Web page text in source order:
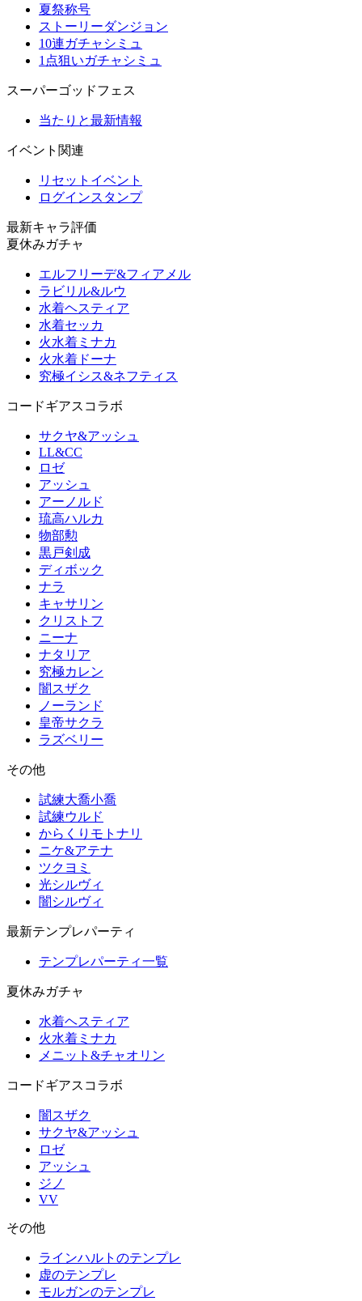
夏祭称号
ストーリーダンジョン
10連ガチャシミュ
1点狙いガチャシミュ
スーパーゴッドフェス
当たりと最新情報
イベント関連
リセットイベント
ログインスタンプ
最新キャラ評価
夏休みガチャ
エルフリーデ&フィアメル
ラビリル&ルウ
水着ヘスティア
水着セッカ
火水着ミナカ
火水着ドーナ
究極イシス&ネフティス
コードギアスコラボ
サクヤ&アッシュ
LL&CC
ロゼ
アッシュ
アーノルド
琉高ハルカ
物部勲
黒戸剣成
ディボック
ナラ
キャサリン
クリストフ
ニーナ
ナタリア
究極カレン
闇スザク
ノーランド
皇帝サクラ
ラズベリー
その他
試練大喬小喬
試練ウルド
からくりモトナリ
ニケ&アテナ
ツクヨミ
光シルヴィ
闇シルヴィ
最新テンプレパーティ
テンプレパーティ一覧
夏休みガチャ
水着ヘスティア
火水着ミナカ
メニット&チャオリン
コードギアスコラボ
闇スザク
サクヤ&アッシュ
ロゼ
アッシュ
ジノ
VV
その他
ラインハルトのテンプレ
虚のテンプレ
モルガンのテンプレ